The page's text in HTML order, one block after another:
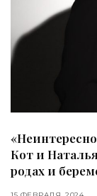
Кот и
родах и